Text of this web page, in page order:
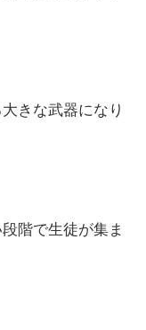
きな武器になり
階で生徒が集ま